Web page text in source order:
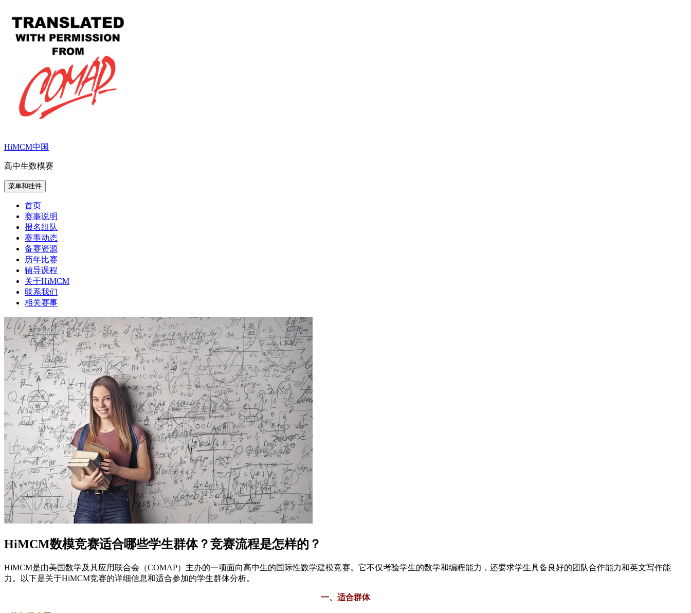
HiMCM中国
高中生数模赛
菜单和挂件
首页
赛事说明
报名组队
赛事动态
备赛资源
历年比赛
辅导课程
关于HiMCM
联系我们
相关赛事
HiMCM数模竞赛适合哪些学生群体？竞赛流程是怎样的？
HiMCM是由美国数学及其应用联合会（COMAP）主办的一项面向高中生的国际性数学建模竞赛。它不仅考验学生的数学和编程能力，还要求学生具备良好的团队合作能力和英文写作能
力。以下是关于HiMCM竞赛的详细信息和适合参加的学生群体分析。
一、适合群体